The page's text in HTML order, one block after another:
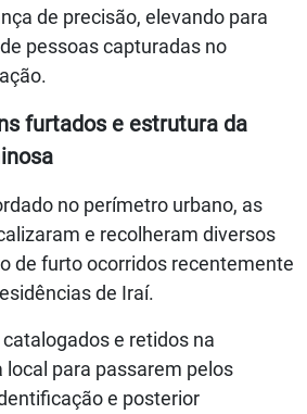
de precisão, elevando para
pessoas capturadas no
furtados e estrutura da
no perímetro urbano, as
e recolheram diversos
de furto ocorridos recentemente
de Iraí.
e retidos na
local para passarem pelos
e posterior